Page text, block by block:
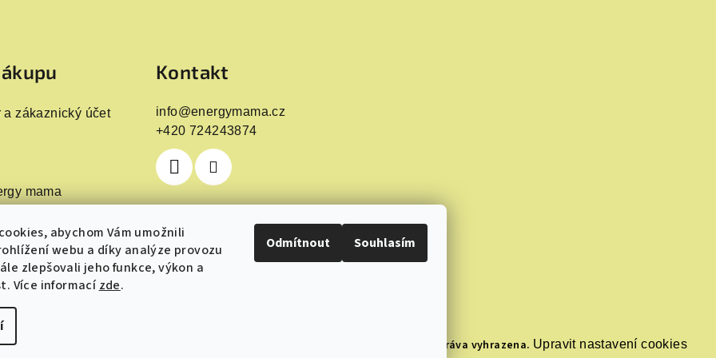
abychom Vám umožnili
webu a díky analýze provozu
zlepšovali jeho funkce, výkon a
Více informacízde.
Odmítnout Souhlasím
a zákaznický účet
mama
Kontakt
info@energymama.cz
+420 724243874
. Všechna práva vyhrazena. Upravit nastavení cookies